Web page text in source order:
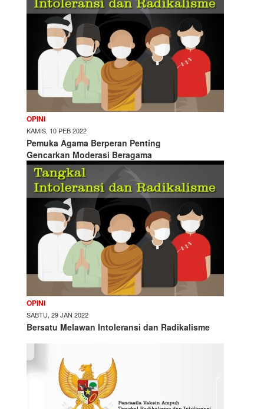
OPINI
KAMIS, 10 PEB 2022
Pemuka Agama Berperan Penting
Gencarkan Moderasi Beragama
OPINI
SABTU, 29 JAN 2022
Bersatu Melawan Intoleransi dan Radikalisme